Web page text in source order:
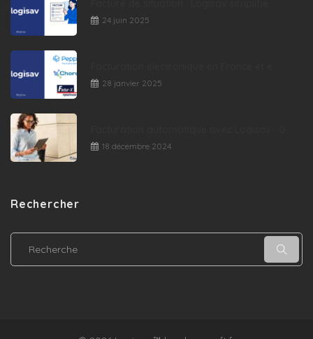
24 juin 2025
28 janvier 2025
18 décembre 2024
Rechercher